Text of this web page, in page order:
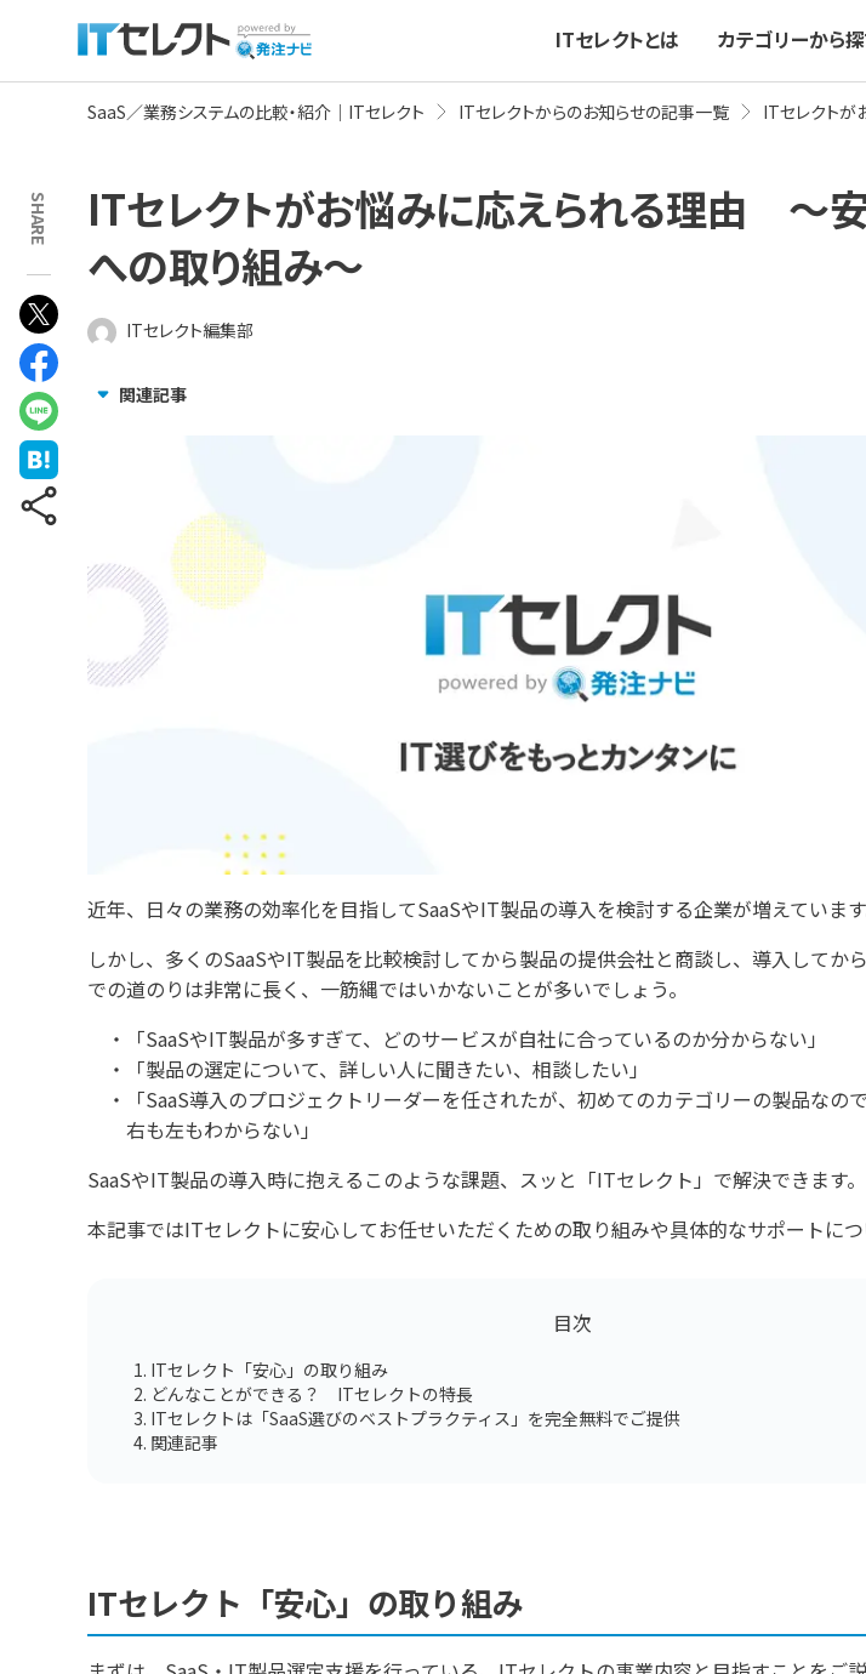
ITセレクトとは カテゴリーから
SaaS／業務システムの比較・紹介｜ITセレクト ITセレクトからのお知らせの記事一覧 ITセレクト
ITセレクトがお悩みに応えられる理由 ～
への取り組み～
ITセレクト編集部
関連記事
SHARE
近年、日々の業務の効率化を目指してSaaSやIT製品の導入を検討する企業が増えています
しかし、多くのSaaSやIT製品を比較検討してから製品の提供会社と商談し、導入してか
での道のりは非常に長く、一筋縄ではいかないことが多いでしょう。
「SaaSやIT製品が多すぎて、どのサービスが自社に合っているのか分からない」
「製品の選定について、詳しい人に聞きたい、相談したい」
「SaaS導入のプロジェクトリーダーを任されたが、初めてのカテゴリーの製品なの
右も左もわからない」
SaaSやIT製品の導入時に抱えるこのような課題、スッと「ITセレクト」で解決できます。
本記事ではITセレクトに安心してお任せいただくための取り組みや具体的なサポートにつ
目次
ITセレクト「安心」の取り組み
どんなことができる？ ITセレクトの特長
ITセレクトは「SaaS選びのベストプラクティス」を完全無料でご提供
関連記事
ITセレクト「安心」の取り組み